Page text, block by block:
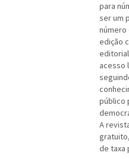
para
ser um
número
edição
acesso
público
A
de taxa